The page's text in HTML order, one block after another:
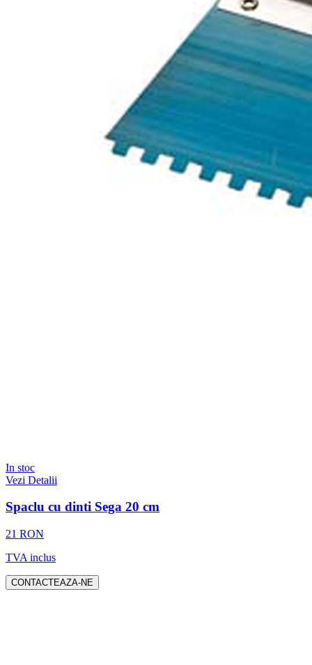
In stoc
Vezi Detalii
Spaclu cu dinti Sega 20 cm
21 RON
TVA inclus
CONTACTEAZA-NE